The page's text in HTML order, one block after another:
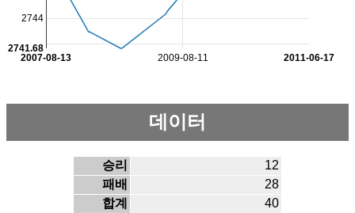
2009-08-11
2007-08-13 2011-06-17
2744
2741.68
데이터
승리
12
패배
28
합계
40